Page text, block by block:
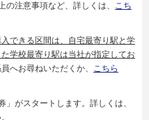
注意事項など、詳しくは、 こち
できる区間は、自宅最寄り駅と学
学校最寄り駅は当社が指定してお
へお尋ねいただくか、 こちら
がスタートします。詳しくは、